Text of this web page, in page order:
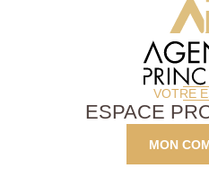
VOTRE
ESPACE
MON